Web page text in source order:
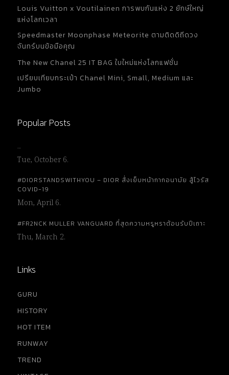
Louis Vuitton x Voutilainen การพบกันแห่ง 2 ยักษ์ใหญ่
แห่งโลกเวลา
Speedmaster Moonphase Meteorite ตามติดดิถีดวง
จันทร์บนข้อมือคุณ
The New Chanel 25 IT BAG ใบใหม่แห่งโลกแฟชั่น
เปรียบเทียบกระเป๋า Chanel Mini, Small, Medium และ
Jumbo
Popular Posts
…
Tue, October 6.
#DIORSTANDSWITHYOU – DIOR สั่งเย็บหน้ากากอนามัย สู้ไวรัส
COVID-19
Mon, April 6.
#FR2NCK MULLER VANGUARD ที่สุดความหรูหราต้อนรับปีเถาะ
Thu, March 2.
Links
GURU
HISTORY
HOT ITEM
RUNWAY
TREND